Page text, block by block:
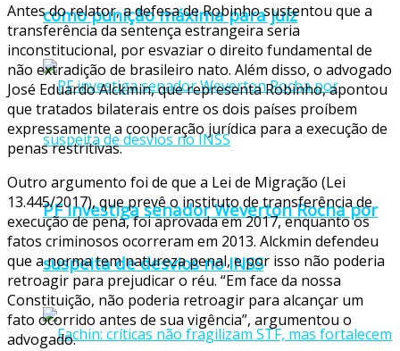
como punição máxima para juiz
PF investiga senador Weverton Rocha por
suspeita de desvios no INSS
Antes do relator, a defesa de Robinho sustentou que a
transferência da sentença estrangeira seria
inconstitucional, por esvaziar o direito fundamental de
não extradição de brasileiro nato. Além disso, o advogado
José Eduardo Alckmin, que representa Robinho, apontou
que tratados bilaterais entre os dois países proíbem
expressamente a cooperação jurídica para a execução de
penas restritivas.
Outro argumento foi de que a Lei de Migração (Lei
13.445/2017), que prevê o instituto de transferência de
execução de pena, foi aprovada em 2017, enquanto os
fatos criminosos ocorreram em 2013. Alckmin defendeu
que a norma tem natureza penal, e por isso não poderia
retroagir para prejudicar o réu. “Em face da nossa
Constituição, não poderia retroagir para alcançar um
fato ocorrido antes de sua vigência”, argumentou o
advogado.